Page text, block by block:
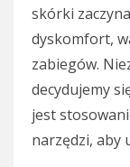
skórki
dyskomfort,
zabiegów.
decydujemy
jest
narzędzi, aby